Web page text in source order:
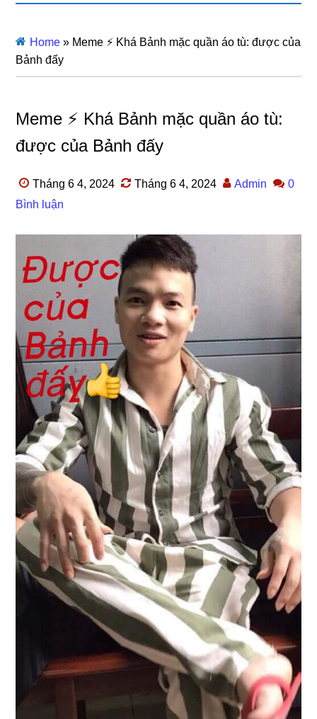
Home » Meme ⚡ Khá Bảnh mặc quần áo tù: được của
Bảnh đấy
Meme ⚡ Khá Bảnh mặc quần áo tù:
được của Bảnh đấy
Tháng 6 4, 2024 Tháng 6 4, 2024 Admin
0
Bình luận